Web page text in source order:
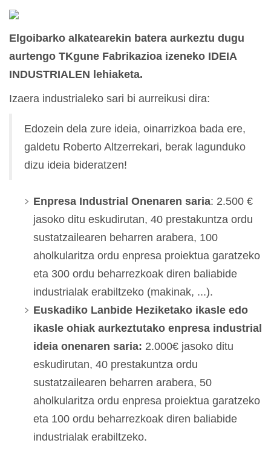
Elgoibarko alkatearekin batera aurkeztu dugu
aurtengo TKgune Fabrikazioa izeneko IDEIA
INDUSTRIALEN lehiaketa.
Izaera industrialeko sari bi aurreikusi dira:
Edozein dela zure ideia, oinarrizkoa bada ere,
galdetu Roberto Altzerrekari, berak lagunduko
dizu ideia bideratzen!
Enpresa Industrial Onenaren saria: 2.500 €
jasoko ditu eskudirutan, 40 prestakuntza ordu
sustatzailearen beharren arabera, 100
aholkularitza ordu enpresa proiektua garatzeko
eta 300 ordu beharrezkoak diren baliabide
industrialak erabiltzeko (makinak, ...).
Euskadiko Lanbide Heziketako ikasle edo
ikasle ohiak aurkeztutako enpresa industrial
ideia onenaren saria: 2.000€ jasoko ditu
eskudirutan, 40 prestakuntza ordu
sustatzailearen beharren arabera, 50
aholkularitza ordu enpresa proiektua garatzeko
eta 100 ordu beharrezkoak diren baliabide
industrialak erabiltzeko.